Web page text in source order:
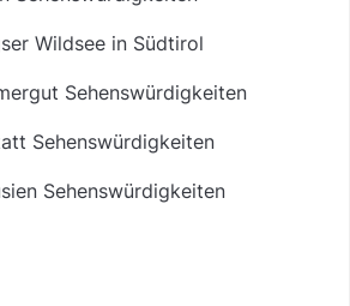
Wildsee in Südtirol
Sehenswürdigkeiten
Sehenswürdigkeiten
Sehenswürdigkeiten